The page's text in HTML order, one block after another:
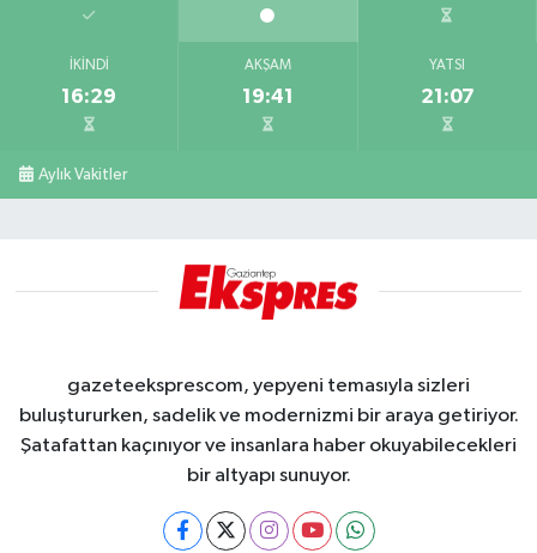
İKINDI
16:29
AKŞAM
19:41
YATSI
21:07
Aylık Vakitler
gazeteeksprescom, yepyeni temasıyla sizleri
buluştururken, sadelik ve modernizmi bir araya getiriyor.
Şatafattan kaçınıyor ve insanlara haber okuyabilecekleri
bir altyapı sunuyor.